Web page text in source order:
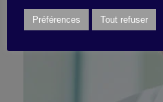
Préférences Tout refuser